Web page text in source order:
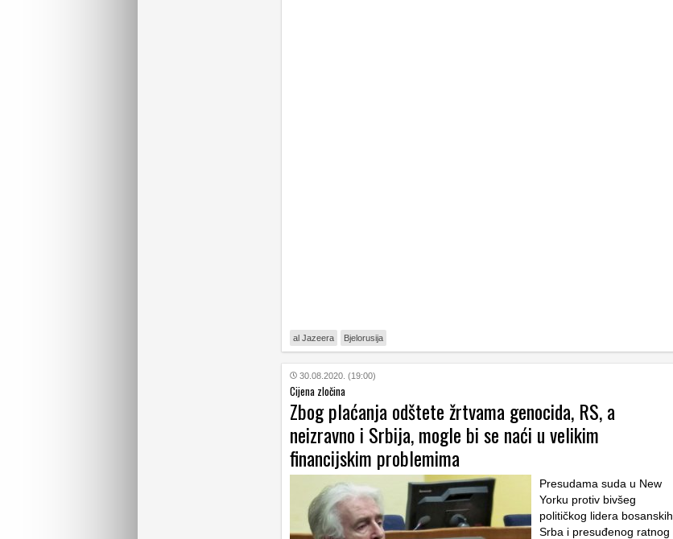
al Jazeera Bjelorusija
30.08.2020. (19:00)
Cijena zločina
Zbog plaćanja odštete žrtvama genocida, RS, a
neizravno i Srbija, mogle bi se naći u velikim
financijskim problemima
Presudama suda u New
Yorku protiv bivšeg
političkog lidera bosanskih
Srba i presuđenog ratnog